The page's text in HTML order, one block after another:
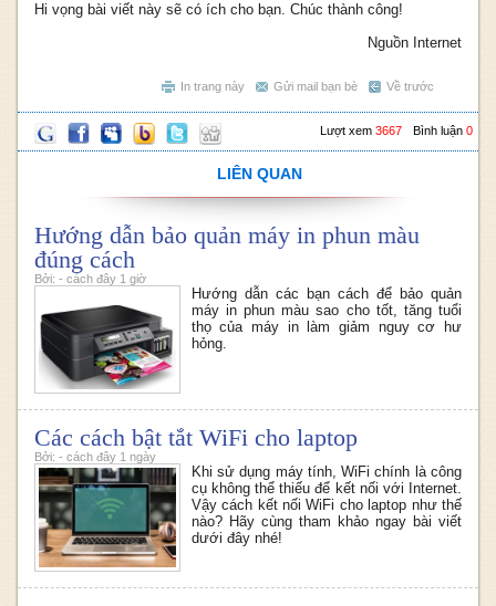
Hi vọng bài viết này sẽ có ích cho bạn. Chúc thành công!
Nguồn Internet
Về trước
Gửi mail bạn bè
In trang này
Bình luận 0
Lượt xem 3667
LIÊN QUAN
Hướng dẫn bảo quản máy in phun màu
đúng cách
Bởi: - cách đây 1 giờ
Hướng dẫn các bạn cách để bảo quản
máy in phun màu sao cho tốt, tăng tuổi
thọ của máy in làm giảm nguy cơ hư
hỏng.
Các cách bật tắt WiFi cho laptop
Bởi: - cách đây 1 ngày
Khi sử dụng máy tính, WiFi chính là công
cụ không thể thiếu để kết nối với Internet.
Vậy cách kết nối WiFi cho laptop như thế
nào? Hãy cùng tham khảo ngay bài viết
dưới đây nhé!